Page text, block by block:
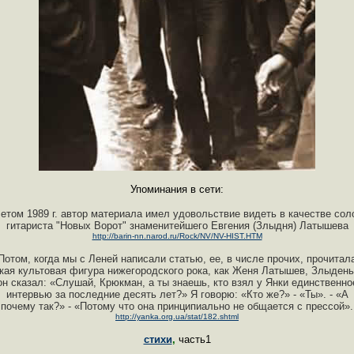
Упоминания в сети:
1989 г. автор материала имел удовольствие видеть в качестве
гитариста "Новых Ворот" знаменитейшего Евгения (Злыдня) Латышева
http://barin-nn.narod.ru/Rock/NV/NV-HIST.HTM
когда мы с Леней написали статью, ее, в числе прочих,
культовая фигура нижегородского рока, как Женя Латышев,
сказал: «Слушай, Крюкман, а ты знаешь, кто взял у Янки
интервью за последние десять лет?» Я говорю: «Кто же?» - «Ты». - «А
почему так?» - «Потому что она принципиально не общается с прессой».
http://yanka.org.ua/stat/182.shtml
стихи, часть1